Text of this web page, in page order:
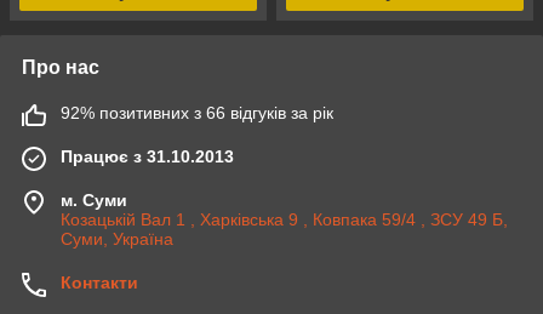
Про нас
92% позитивних з 66 відгуків за рік
Працює з 31.10.2013
м. Суми
Козацькій Вал 1 , Харківська 9 , Ковпака 59/4 , ЗСУ 49 Б,
Суми, Україна
Контакти